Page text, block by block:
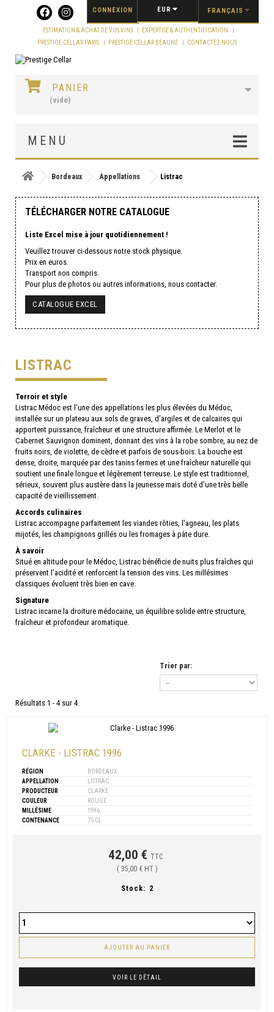
FRANÇAIS
EUR
CONNEXION
ESTIMATION & ACHAT DE VOS VINS
EXPERTISE & AUTHENTIFICATION
PRESTIGE CELLAR PARIS
PRESTIGE CELLAR BEAUNE CONTACTEZ-NOUS
PANIER
(vide)
MENU
Bordeaux Appellations Listrac
TÉLÉCHARGER NOTRE CATALOGUE
Liste Excel mise à jour quotidiennement !
Veuillez trouver ci-dessous notre stock physique.
Prix en euros.
Transport non compris.
Pour plus de photos ou autres informations, nous contacter.
CATALOGUE EXCEL
LISTRAC
Terroir et style
Listrac Médoc est l’une des appellations les plus élevées du Médoc,
installée sur un plateau aux sols de graves, d’argiles et de calcaires qui
apportent puissance, fraîcheur et une structure affirmée. Le Merlot et le
Cabernet Sauvignon dominent, donnant des vins à la robe sombre, au nez de
fruits noirs, de violette, de cèdre et parfois de sous-bois. La bouche est
dense, droite, marquée par des tanins fermes et une fraîcheur naturelle qui
soutient une finale longue et légèrement terreuse. Le style est traditionnel,
sérieux, souvent plus austère dans la jeunesse mais doté d’une très belle
capacité de vieillissement.
Accords culinaires
Listrac accompagne parfaitement les viandes rôties, l’agneau, les plats
mijotés, les champignons grillés ou les fromages à pâte dure.
À savoir
Situé en altitude pour le Médoc, Listrac bénéficie de nuits plus fraîches qui
préservent l’acidité et renforcent la tension des vins. Les millésimes
classiques évoluent très bien en cave.
Signature
Listrac incarne la droiture médocaine, un équilibre solide entre structure,
fraîcheur et profondeur aromatique.
Trier par:
Résultats 1 - 4 sur 4.
CLARKE - LISTRAC 1996
RÉGION
BORDEAUX
APPELLATION
LISTRAC
PRODUCTEUR
CLARKE
COULEUR
ROUGE
MILLÉSIME
1996
CONTENANCE
75 CL
42,00 € TTC
( 35,00 € HT )
Stock: 2
AJOUTER AU PANIER
VOIR LE DÉTAIL
Panneau de gestion des cookies